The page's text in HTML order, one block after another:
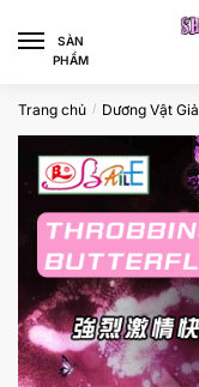
navigation
content
SÀN
PHẨM
Trang chủ / Dương Vật Giả